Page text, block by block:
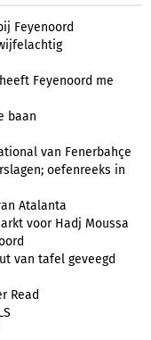
Feyenoord
Feyenoord me
baan
van Fenerbahçe
oefenreeks in
Atalanta
voor Hadj Moussa
van tafel geveegd
Read